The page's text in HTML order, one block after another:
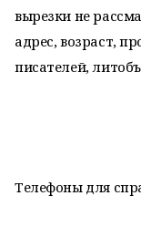
вырезки не
адрес, возраст,
писателей,
Телефоны для